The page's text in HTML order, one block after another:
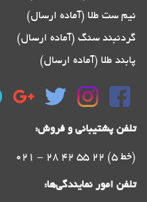
نیم ست طلا (آماده ارسال)
گردنبند سنگ (آماده ارسال)
پابند طلا (آماده ارسال)
تلفن پشتیبانی و فروش:
021 - 28 42 55 22 (5 خط)
تلفن امور نمایندگی‌ها: